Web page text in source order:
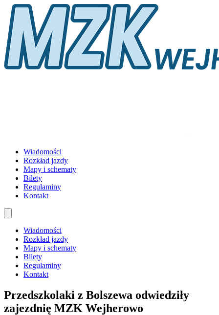
Wiadomości
Rozkład jazdy
Mapy i schematy
Bilety
Regulaminy
Kontakt
Wiadomości
Rozkład jazdy
Mapy i schematy
Bilety
Regulaminy
Kontakt
Przedszkolaki z Bolszewa odwiedziły
zajezdnię MZK Wejherowo